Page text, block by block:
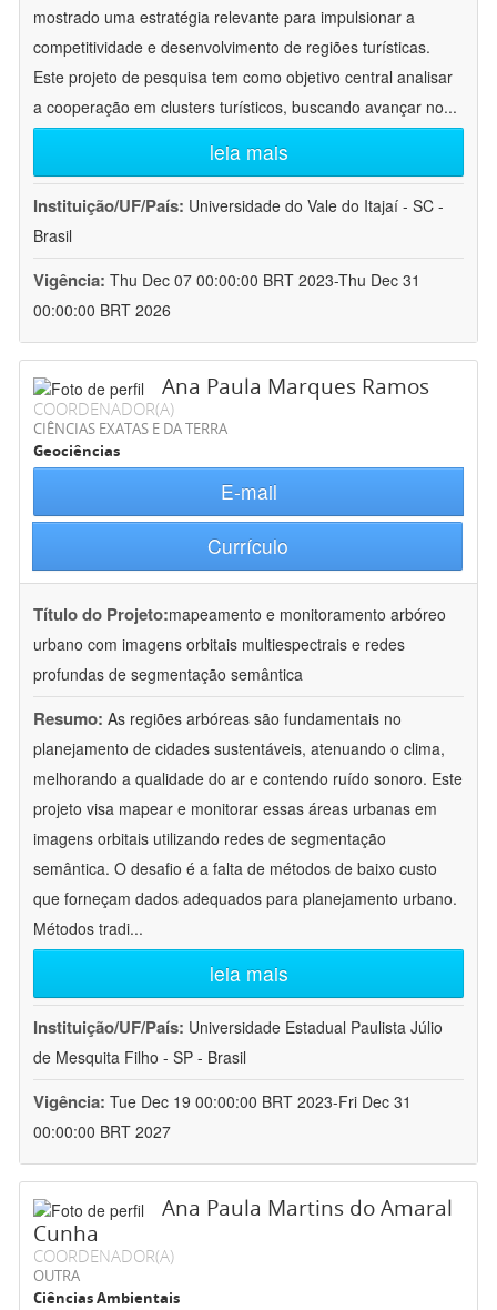
mostrado uma estratégia relevante para impulsionar a
competitividade e desenvolvimento de regiões turísticas.
Este projeto de pesquisa tem como objetivo central analisar
a cooperação em clusters turísticos, buscando avançar no...
leia mais
Instituição/UF/País: Universidade do Vale do Itajaí - SC -
Brasil
Vigência: Thu Dec 07 00:00:00 BRT 2023-Thu Dec 31
00:00:00 BRT 2026
Ana Paula Marques Ramos
COORDENADOR(A)
CIÊNCIAS EXATAS E DA TERRA
Geociências
E-mail
Currículo
Título do Projeto:mapeamento e monitoramento arbóreo
urbano com imagens orbitais multiespectrais e redes
profundas de segmentação semântica
Resumo: As regiões arbóreas são fundamentais no
planejamento de cidades sustentáveis, atenuando o clima,
melhorando a qualidade do ar e contendo ruído sonoro. Este
projeto visa mapear e monitorar essas áreas urbanas em
imagens orbitais utilizando redes de segmentação
semântica. O desafio é a falta de métodos de baixo custo
que forneçam dados adequados para planejamento urbano.
Métodos tradi...
leia mais
Instituição/UF/País: Universidade Estadual Paulista Júlio
de Mesquita Filho - SP - Brasil
Vigência: Tue Dec 19 00:00:00 BRT 2023-Fri Dec 31
00:00:00 BRT 2027
Ana Paula Martins do Amaral
Cunha
COORDENADOR(A)
OUTRA
Ciências Ambientais